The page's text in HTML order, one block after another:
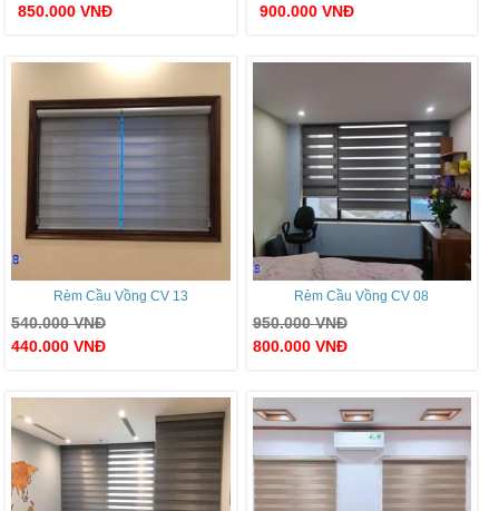
850.000 VNĐ
900.000 VNĐ
Rèm Cầu Vồng CV 13
540.000VNĐ
440.000 VNĐ
Rèm Cầu Vồng CV 08
950.000VNĐ
800.000 VNĐ